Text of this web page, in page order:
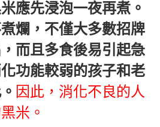
應先浸泡一夜再煮。
，不僅大多數招牌
而且多食後易引起急
功能較弱的孩子和老
因此，消化不良的人
米。